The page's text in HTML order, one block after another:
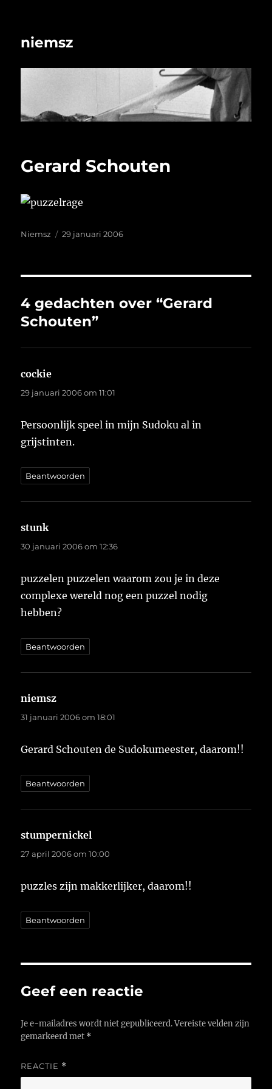
niemsz
Gerard Schouten
Auteur
Niemsz
Geplaatst
29 januari 2006
4 gedachten over “Gerard
Schouten”
cockie
29 januari 2006 om 11:01
Persoonlijk speel in mijn Sudoku al in
grijstinten.
Beantwoorden
stunkschreef:
30 januari 2006 om 12:36
puzzelen puzzelen waarom zou je in deze
complexe wereld nog een puzzel nodig
hebben?
Beantwoorden
niemsz
31 januari 2006 om 18:01
Gerard Schouten de Sudokumeester, daarom!!
Beantwoorden
stumpernickel
27 april 2006 om 10:00
puzzles zijn makkerlijker, daarom!!
Beantwoorden
Geef een reactie
Je e-mailadres wordt niet gepubliceerd. Vereiste velden zijn
gemarkeerd met *
REACTIE *